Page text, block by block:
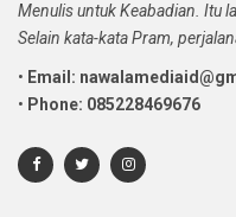
Menulis untuk Keabadian. Itu
Selain kata-kata Pram,
• Email:
• Phone: 085228469676